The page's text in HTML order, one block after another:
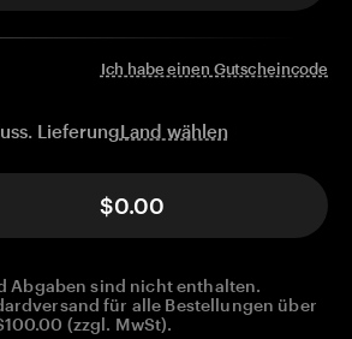
Ich habe einen Gutscheincode
LieferungLand wählen
$0.00
Abgaben sind nicht enthalten.
für alle Bestellungen über
(zzgl. MwSt).